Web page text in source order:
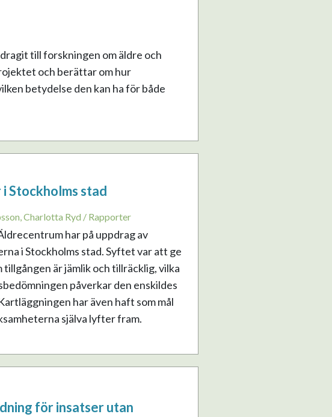
till forskningen om äldre och
och berättar om hur
betydelse den kan ha för både
Stockholms stad
Charlotta Ryd / Rapporter
har på uppdrag av
i Stockholms stad. Syftet var att ge
tillgången är jämlik och tillräcklig, vilka
påverkar den enskildes
har även haft som mål
själva lyfter fram.
för insatser utan